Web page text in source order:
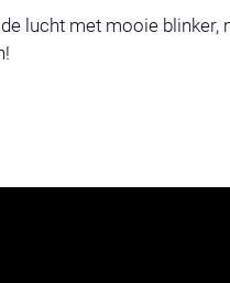
lucht met mooie blinker,